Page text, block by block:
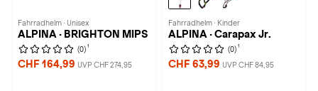
Fahrradhelm · Unisex
ALPINA · BRIGHTON MIPS
(0) 1
CHF 164,99 UVP CHF 274,95
Fahrradhelm · Kinder
ALPINA · Carapax Jr.
(0) 1
CHF 63,99 UVP CHF 84,95